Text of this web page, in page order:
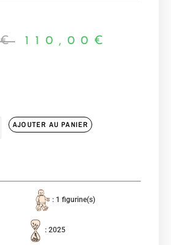
€ 110,00 €
AJOUTER AU PANIER
: 1 figurine(s)
: 2025